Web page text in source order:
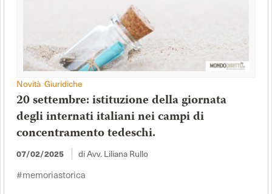
Novità Giuridiche
20 settembre: istituzione della giornata
degli internati italiani nei campi di
concentramento tedeschi.
07/02/2025 di Avv. Liliana Rullo
#memoriastorica